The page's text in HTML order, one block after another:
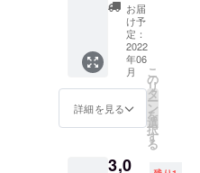
※商品写
真はイ
メージ
です。
実際に
お届け
するリ
ターン
ザイン
5枚セッ
ト カ
メラマ
ン鈴木
省一が
撮る石
巻、浜
の写真
をポス
てお届
お届
け予
定：
2022
年06
月
詳細を見る
こ
の
リ
タ
ー
ン
を
選
択
す
る
3,0